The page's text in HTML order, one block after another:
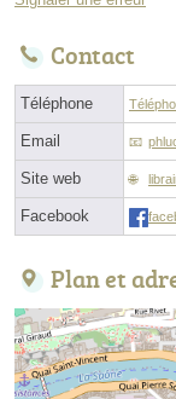
Contact
Téléphone
Email
Site web
Facebook
Plan et